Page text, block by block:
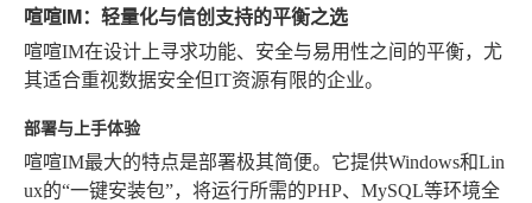
喧喧IM：轻量化与信创支持的平衡之选
喧喧IM在设计上寻求功能、安全与易用性之间的平衡，尤
其适合重视数据安全但IT资源有限的企业。
部署与上手体验
喧喧IM最大的特点是部署极其简便。它提供Windows和Lin
ux的“一键安装包”，将运行所需的PHP、MySQL等环境全